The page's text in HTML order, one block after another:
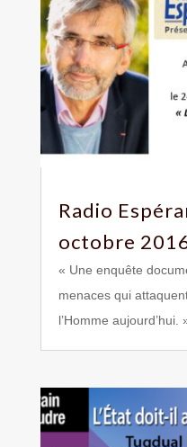
Radio
octobre
« Une enquête
menaces qui
l’Homme aujourd’hui.